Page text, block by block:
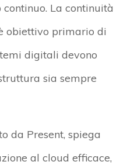
La continuità
obiettivo primario di
digitali devono
sia sempre
da Present, spiega
al cloud efficace,